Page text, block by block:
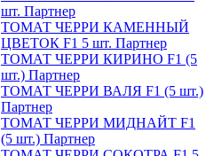
шт. Партнер
ТОМАТ ЧЕРРИ КАМЕННЫЙ
ЦВЕТОК F1 5 шт. Партнер
ТОМАТ ЧЕРРИ КИРИНО F1 (5
шт.) Партнер
ТОМАТ ЧЕРРИ ВАЛЯ F1 (5 шт.)
Партнер
ТОМАТ ЧЕРРИ МИДНАЙТ F1
(5 шт.) Партнер